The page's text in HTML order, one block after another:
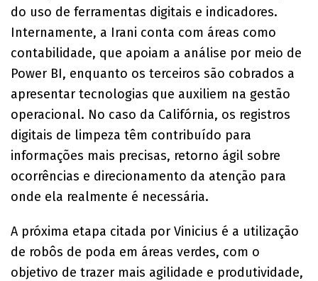
do uso de ferramentas digitais e indicadores.
Internamente, a Irani conta com áreas como
contabilidade, que apoiam a análise por meio de
Power BI, enquanto os terceiros são cobrados a
apresentar tecnologias que auxiliem na gestão
operacional. No caso da Califórnia, os registros
digitais de limpeza têm contribuído para
informações mais precisas, retorno ágil sobre
ocorrências e direcionamento da atenção para
onde ela realmente é necessária.
A próxima etapa citada por Vinicius é a utilização
de robôs de poda em áreas verdes, com o
objetivo de trazer mais agilidade e produtividade,